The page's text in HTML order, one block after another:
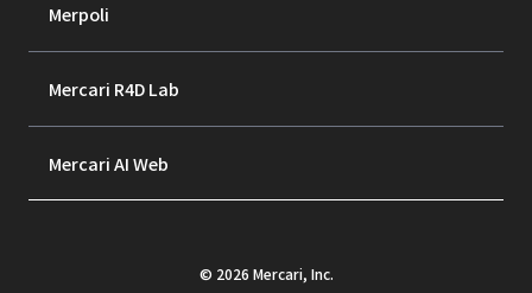
Merpoli
Mercari R4D Lab
Mercari AI Web
© 2026 Mercari, Inc.